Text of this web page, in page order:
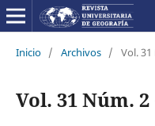
Inicio / Archivos / Vol.
Vol. 31 Núm. 2